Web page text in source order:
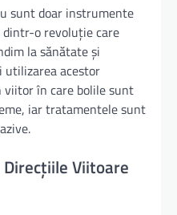
sunt doar instrumente
o revoluție care
la sănătate și
utilizarea acestor
viitor în care bolile sunt
iar tratamentele sunt
Viitoare